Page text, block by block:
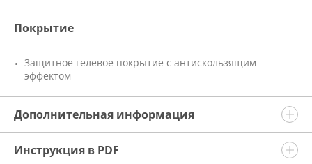
Покрытие
Защитное гелевое покрытие с антискользящим
эффектом
Дополнительная информация
Инструкция в PDF